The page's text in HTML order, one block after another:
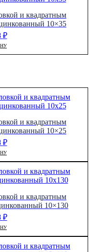
и квадратным
10×35
₽
и квадратным
10×25
₽
и квадратным
10×130
₽